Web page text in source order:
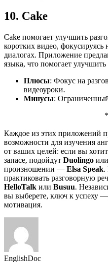
10. Cake
Cake помогает улучшить
коротких видео, фокусируясь
диалогах. Приложение
языка, что помогает
Плюсы: Фокус на
видеоуроки.
Минусы:
Каждое из этих приложений
возможности для изучения
от ваших целей: если вы
запасе, подойдут Duolingo или
произношении — Elsa Speak.
практиковать разговорную
HelloTalk или Busuu.
вы выберете, ключ к успеху —
мотивация.
EnglishDoc